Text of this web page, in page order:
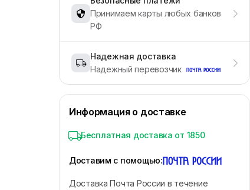
Принимаем карты любых банков
РФ
Надежная доставка
Надежный перевозчик
Информация о доставке
Бесплатная доставка от 1850
Доставим с помощью:
Доставка Почта России в течение